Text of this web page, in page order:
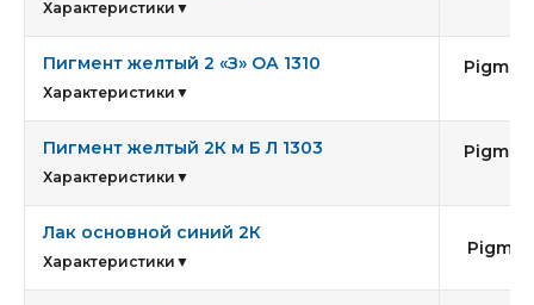
Характеристики ▼
Пигмент желтый 2 «З» ОА 1310
Характеристики ▼
Пигмент желтый 2К м Б Л 1303
Характеристики ▼
Лак основной синий 2К
Характеристики ▼